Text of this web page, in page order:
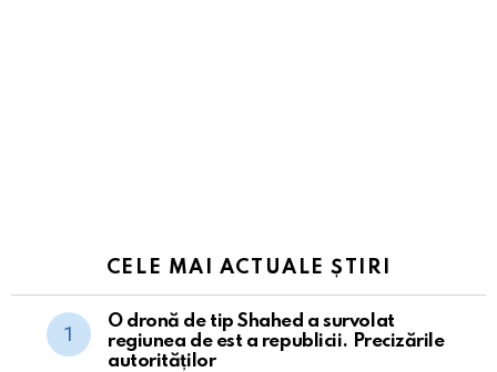
CELE MAI ACTUALE ȘTIRI
O dronă de tip Shahed a survolat
regiunea de est a republicii. Precizările
autorităților